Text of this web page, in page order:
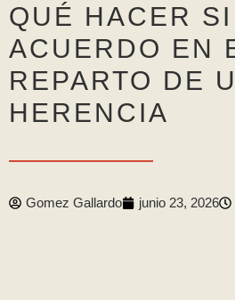
QUÉ HACER
ACUERDO EN
REPARTO DE
HERENCIA
Gomez Gallardo junio 23, 2026